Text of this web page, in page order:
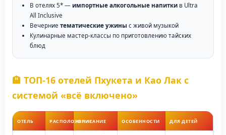
В отелях 5* — импортные алкогольные напитки в Ultra
All Inclusive
Вечерние тематические ужины с живой музыкой
Кулинарные мастер-классы по приготовлению тайских
блюд
🏨 ТОП-16 отелей Пхукета и Као Лак с
системой «всё включено»
ОТЕЛЬ РАСПОЛОЖЕНИЕОПИСАНИЕ ОСОБЕННОСТИ ДЛЯ ДЕТЕЙ